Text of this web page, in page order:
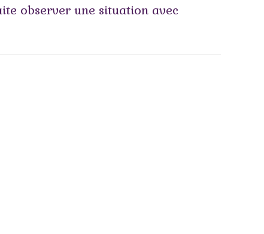
observer une situation avec